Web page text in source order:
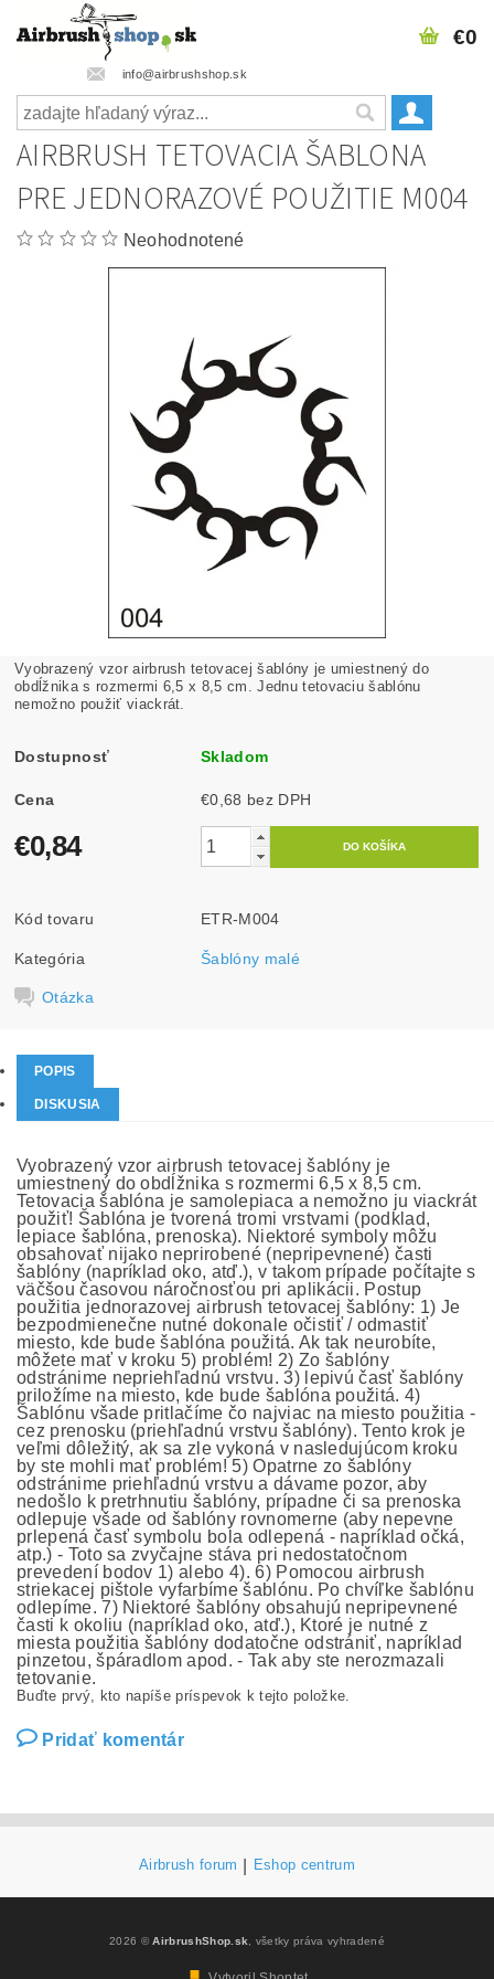
info@airbrushshop.sk
€0
AIRBRUSH TETOVACIA ŠABLONA
PRE JEDNORAZOVÉ POUŽITIE M004
Neohodnotené
Vyobrazený vzor airbrush tetovacej šablóny je umiestnený do
obdĺžnika s rozmermi 6,5 x 8,5 cm. Jednu tetovaciu šablónu
nemožno použiť viackrát.
Dostupnosť Skladom
Cena €0,68 bez DPH
€0,84
Kód tovaru ETR-M004
Kategória Šablóny malé
Otázka
POPIS
DISKUSIA
Vyobrazený vzor airbrush tetovacej šablóny je
umiestnený do obdĺžnika s rozmermi 6,5 x 8,5 cm.
Tetovacia šablóna je samolepiaca a nemožno ju viackrát
použiť! Šablóna je tvorená tromi vrstvami (podklad,
lepiace šablóna, prenoska). Niektoré symboly môžu
obsahovať nijako neprirobené (nepripevnené) časti
šablóny (napríklad oko, atď.), v takom prípade počítajte s
väčšou časovou náročnosťou pri aplikácii. Postup
použitia jednorazovej airbrush tetovacej šablóny: 1) Je
bezpodmienečne nutné dokonale očistiť / odmastiť
miesto, kde bude šablóna použitá. Ak tak neurobíte,
môžete mať v kroku 5) problém! 2) Zo šablóny
odstránime nepriehľadnú vrstvu. 3) lepivú časť šablóny
priložíme na miesto, kde bude šablóna použitá. 4)
Šablónu všade pritlačíme čo najviac na miesto použitia -
cez prenosku (priehľadnú vrstvu šablóny). Tento krok je
veľmi dôležitý, ak sa zle vykoná v nasledujúcom kroku
by ste mohli mať problém! 5) Opatrne zo šablóny
odstránime priehľadnú vrstvu a dávame pozor, aby
nedošlo k pretrhnutiu šablóny, prípadne či sa prenoska
odlepuje všade od šablóny rovnomerne (aby nepevne
prlepená časť symbolu bola odlepená - napríklad očká,
atp.) - Toto sa zvyčajne stáva pri nedostatočnom
prevedení bodov 1) alebo 4). 6) Pomocou airbrush
striekacej pištole vyfarbíme šablónu. Po chvíľke šablónu
odlepíme. 7) Niektoré šablóny obsahujú nepripevnené
časti k okoliu (napríklad oko, atď.), Ktoré je nutné z
miesta použitia šablóny dodatočne odstrániť, napríklad
pinzetou, špáradlom apod. - Tak aby ste nerozmazali
tetovanie.
Buďte prvý, kto napíše príspevok k tejto položke.
Pridať komentár
Airbrush forum Eshop centrum
2026 ©AirbrushShop.sk , všetky práva vyhradené